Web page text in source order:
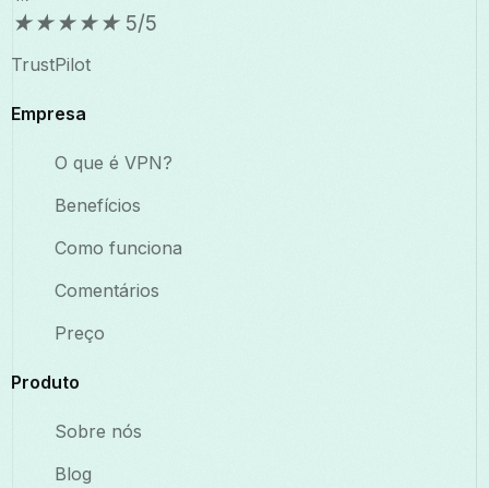
★★★★★ 5/5
TrustPilot
Empresa
O que é VPN?
Benefícios
Como funciona
Comentários
Preço
Produto
Sobre nós
Blog